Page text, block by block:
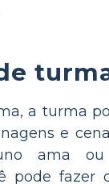
a turma
e
ama ou
pode fazer